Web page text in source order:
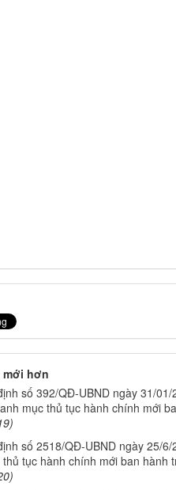
hơn
số 392/QĐ-UBND ngày 31/
mục thủ tục hành chính mới
số 2518/QĐ-UBND ngày 25/
tục hành chính mới ban hành